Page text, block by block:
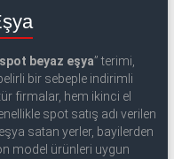
beyaz eşya” terimi,
bir sebeple indirimli
firmalar, hem ikinci el
spot satış adı verilen
satan yerler, bayilerden
model ürünleri uygun